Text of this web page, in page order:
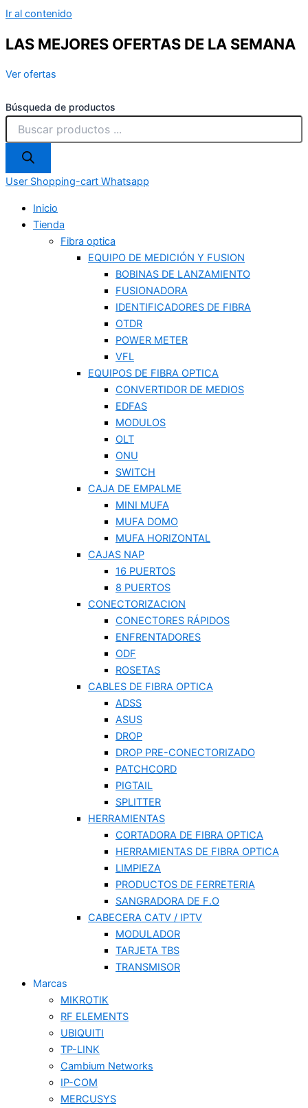
Ir al contenido
LAS MEJORES OFERTAS DE LA SEMANA
Ver ofertas
Búsqueda de productos
User Shopping-cart Whatsapp
Inicio
Tienda
Fibra optica
EQUIPO DE MEDICIÓN Y FUSION
BOBINAS DE LANZAMIENTO
FUSIONADORA
IDENTIFICADORES DE FIBRA
OTDR
POWER METER
VFL
EQUIPOS DE FIBRA OPTICA
CONVERTIDOR DE MEDIOS
EDFAS
MODULOS
OLT
ONU
SWITCH
CAJA DE EMPALME
MINI MUFA
MUFA DOMO
MUFA HORIZONTAL
CAJAS NAP
16 PUERTOS
8 PUERTOS
CONECTORIZACION
CONECTORES RÁPIDOS
ENFRENTADORES
ODF
ROSETAS
CABLES DE FIBRA OPTICA
ADSS
ASUS
DROP
DROP PRE-CONECTORIZADO
PATCHCORD
PIGTAIL
SPLITTER
HERRAMIENTAS
CORTADORA DE FIBRA OPTICA
HERRAMIENTAS DE FIBRA OPTICA
LIMPIEZA
PRODUCTOS DE FERRETERIA
SANGRADORA DE F.O
CABECERA CATV / IPTV
MODULADOR
TARJETA TBS
TRANSMISOR
Marcas
MIKROTIK
RF ELEMENTS
UBIQUITI
TP-LINK
Cambium Networks
IP-COM
MERCUSYS